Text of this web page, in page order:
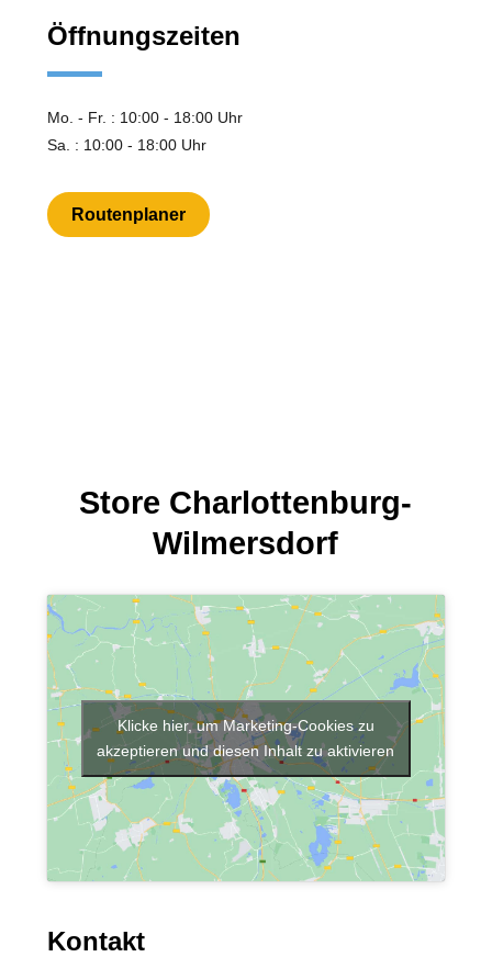
Öffnungszeiten
Mo. - Fr. : 10:00 - 18:00 Uhr
Sa. : 10:00 - 18:00 Uhr
Routenplaner
Store Charlottenburg-
Wilmersdorf
Klicke hier, um Marketing-Cookies zu
akzeptieren und diesen Inhalt zu aktivieren
Kontakt